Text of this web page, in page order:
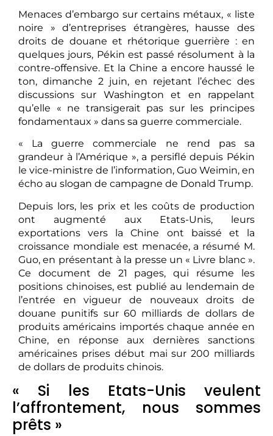
Menaces d’embargo sur certains métaux, « liste
noire » d’entreprises étrangères, hausse des
droits de douane et rhétorique guerrière : en
quelques jours, Pékin est passé résolument à la
contre-offensive. Et la Chine a encore haussé le
ton, dimanche 2 juin, en rejetant l’échec des
discussions sur Washington et en rappelant
qu’elle « ne transigerait pas sur les principes
fondamentaux » dans sa guerre commerciale.
« La guerre commerciale ne rend pas sa
grandeur à l’Amérique », a persiflé depuis Pékin
le vice-ministre de l’information, Guo Weimin, en
écho au slogan de campagne de Donald Trump.
Depuis lors, les prix et les coûts de production
ont augmenté aux Etats-Unis, leurs
exportations vers la Chine ont baissé et la
croissance mondiale est menacée, a résumé M.
Guo, en présentant à la presse un « Livre blanc ».
Ce document de 21 pages, qui résume les
positions chinoises, est publié au lendemain de
l’entrée en vigueur de nouveaux droits de
douane punitifs sur 60 milliards de dollars de
produits américains importés chaque année en
Chine, en réponse aux dernières sanctions
américaines prises début mai sur 200 milliards
de dollars de produits chinois.
« Si les Etats-Unis veulent
l’affrontement, nous sommes
prêts »